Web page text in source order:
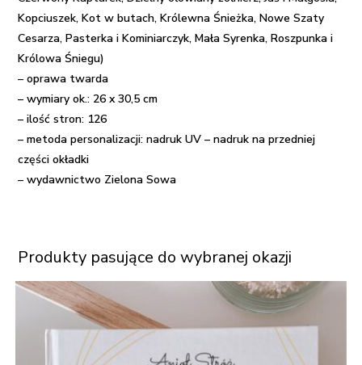
Kopciuszek, Kot w butach, Królewna Śnieżka, Nowe Szaty
Cesarza, Pasterka i Kominiarczyk, Mała Syrenka, Roszpunka i
Królowa Śniegu)
– oprawa twarda
– wymiary ok.: 26 x 30,5 cm
– ilość stron: 126
– metoda personalizacji: nadruk UV – nadruk na przedniej
części okładki
– wydawnictwo Zielona Sowa
Produkty pasujące do wybranej okazji